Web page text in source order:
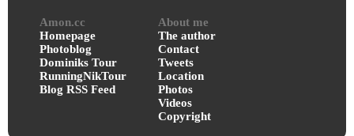
Amon.cc
Homepage
Photoblog
Dominiks Tour
RunningNikTour
Blog RSS Feed
About me
The author
Contact
Tweets
Location
Photos
Videos
Copyright